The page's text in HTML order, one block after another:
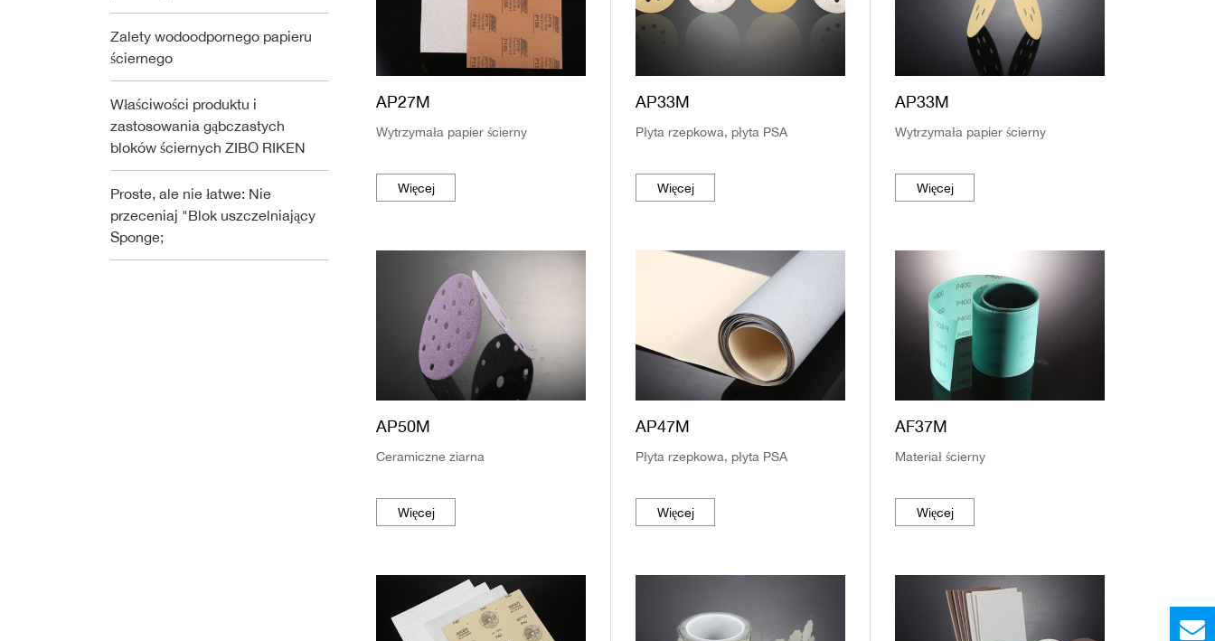
Zalety wodoodpornego papieru
ściernego
Właściwości produktu i
zastosowania gąbczastych
bloków ściernych ZIBO RIKEN
Proste, ale nie łatwe: Nie
przeceniaj "Blok uszczelniający
Sponge;
AP27M
Wytrzymała papier ścierny
Więcej
AP33M
Płyta rzepkowa, płyta PSA
Więcej
AP33M
Wytrzymała papier ścierny
Więcej
AP50M
Ceramiczne ziarna
Więcej
AP47M
Płyta rzepkowa, płyta PSA
Więcej
AF37M
Materiał ścierny
Więcej